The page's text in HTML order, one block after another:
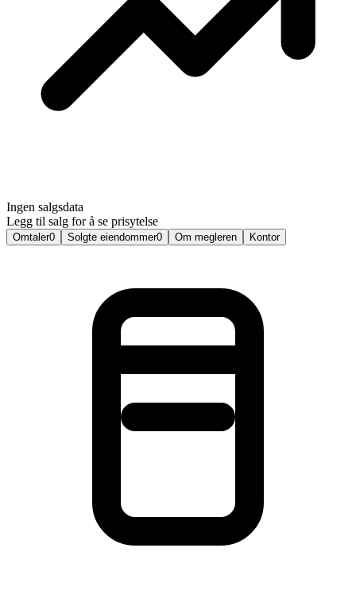
Ingen salgsdata
Legg til salg for å se prisytelse
Omtaler0 Solgte eiendommer0 Om megleren Kontor